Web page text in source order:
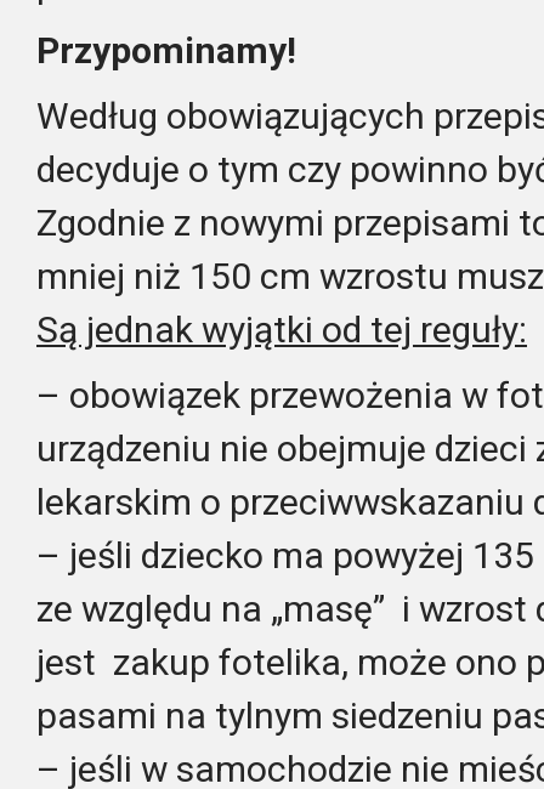
Przypominamy!
Według obowiązujących
decyduje o tym czy powinno
Zgodnie z nowymi przepisami
mniej niż 150 cm wzrostu
Są jednak wyjątki od tej reguły:
– obowiązek przewożenia w
urządzeniu nie obejmuje dzieci
lekarskim o przeciwwskazaniu
– jeśli dziecko ma powyżej
ze względu na „masę” i
jest zakup fotelika, może ono
pasami na tylnym siedzeniu
– jeśli w samochodzie nie